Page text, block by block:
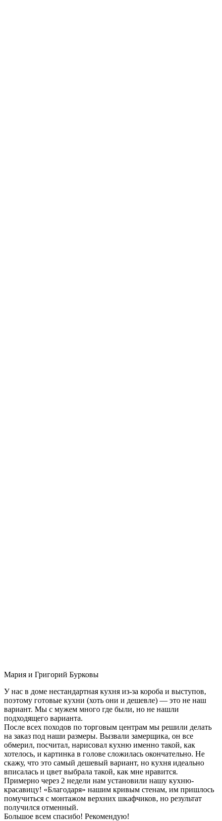
Мария и Григорий Бурковы
У нас в доме нестандартная кухня из-за короба и выступов,
поэтому готовые кухни (хоть они и дешевле) — это не наш
вариант. Мы с мужем много где были, но не нашли
подходящего варианта.
После всех походов по торговым центрам мы решили делать
на заказ под наши размеры. Вызвали замерщика, он все
обмерил, посчитал, нарисовал кухню именно такой, как
хотелось, и картинка в голове сложилась окончательно. Не
скажу, что это самый дешевый вариант, но кухня идеально
вписалась и цвет выбрала такой, как мне нравится.
Примерно через 2 недели нам установили нашу кухню-
красавицу! «Благодаря» нашим кривым стенам, им пришлось
помучиться с монтажом верхних шкафчиков, но результат
получился отменный.
Большое всем спасибо! Рекомендую!